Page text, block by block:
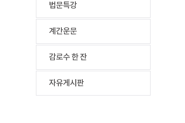
법문특강
계간운문
감로수 한 잔
자유게시판